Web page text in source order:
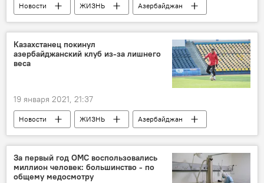
Новости ЖИЗНЬ
Азербайджан
Амнистия
помилование
Казахстанец покинул
азербайджанский клуб из-за лишнего
веса
19 января 2021, 21:37
Новости ЖИЗНЬ
Азербайджан
Спорт
Лишний вес Футбол
За первый год ОМС воспользовались
миллион человек: большинство - по
общему медосмотру